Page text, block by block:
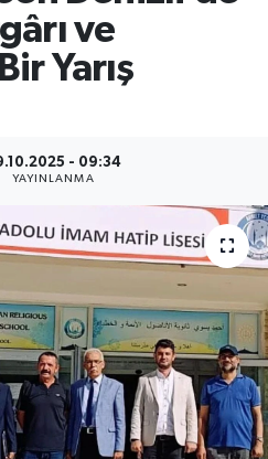
ve
Yarış
- 09:34
YAYINLANMA
ve Fikstür